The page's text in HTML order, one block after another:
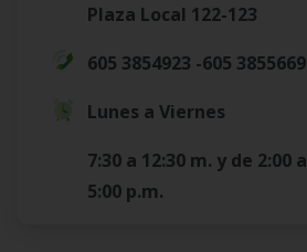
Plaza Local 122-123
605 3854923 -605 3855669
Lunes a Viernes
7:30 a 12:30 m. y de 2:00 a
5:00 p.m.